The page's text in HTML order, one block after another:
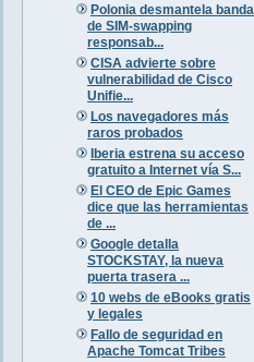
Polonia desmantela banda
de SIM-swapping
responsab...
CISA advierte sobre
vulnerabilidad de Cisco
Unifie...
Los navegadores más
raros probados
Iberia estrena su acceso
gratuito a Internet vía S...
El CEO de Epic Games
dice que las herramientas
de ...
Google detalla
STOCKSTAY, la nueva
puerta trasera ...
10 webs de eBooks gratis
y legales
Fallo de seguridad en
Apache Tomcat Tribes